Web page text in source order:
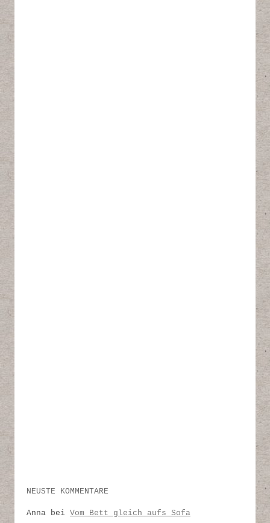
NEUSTE KOMMENTARE
Anna bei Vom Bett gleich aufs Sofa